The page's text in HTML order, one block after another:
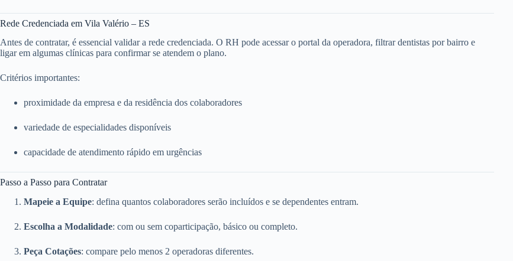
Rede Credenciada em Vila Valério – ES
Antes de contratar, é essencial validar a rede credenciada. O RH pode acessar o portal da operadora, filtrar dentistas por bairro e
ligar em algumas clínicas para confirmar se atendem o plano.
Critérios importantes:
proximidade da empresa e da residência dos colaboradores
variedade de especialidades disponíveis
capacidade de atendimento rápido em urgências
Passo a Passo para Contratar
Mapeie a Equipe: defina quantos colaboradores serão incluídos e se dependentes entram.
Escolha a Modalidade: com ou sem coparticipação, básico ou completo.
Peça Cotações: compare pelo menos 2 operadoras diferentes.